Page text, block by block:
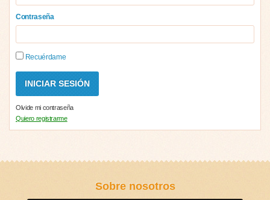
Contraseña
Recuérdame
Olvide mi contraseña
Quiero registrarme
Sobre nosotros